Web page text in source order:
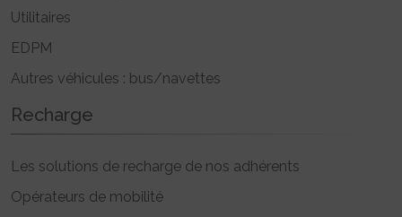
Utilitaires
EDPM
Autres véhicules : bus/navettes
Recharge
Les solutions de recharge de nos adhérents
Opérateurs de mobilité